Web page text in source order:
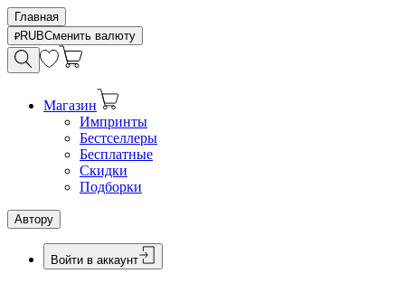
Главная
RUBСменить валюту
Магазин
Импринты
Бестселлеры
Бесплатные
Скидки
Подборки
Автору
Войти в аккаунт